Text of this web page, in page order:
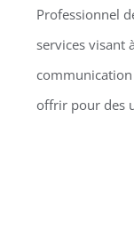
Professionnel
services visant
communication
offrir pour des